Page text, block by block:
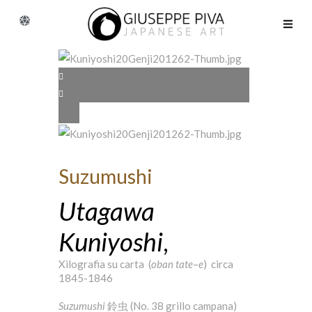
Suzumushi
Utagawa
Kuniyoshi,
Xilografia su carta (oban tate–e) circa
1845-1846
Suzumushi鈴虫 (No. 38 grillo campana)